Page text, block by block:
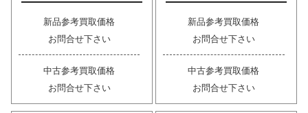
新品参考買取価格
お問合せ下さい
中古参考買取価格
お問合せ下さい
新品参考買取価格
お問合せ下さい
中古参考買取価格
お問合せ下さい